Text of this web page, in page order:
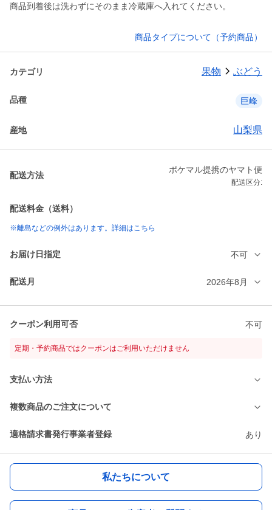
商品到着後は洗わずにそのまま冷蔵庫へ入れてください。
商品タイプについて（予約商品）
カテゴリ 果物 ぶどう
品種 巨峰
産地 山梨県
配送方法
ポケマル提携のヤマト便
配送区分:
配送料金（送料）
※離島などの例外はあります。詳細はこちら
お届け日指定 不可
配送月 2026年8月
クーポン利用可否 不可
定期・予約商品ではクーポンはご利用いただけません
支払い方法
複数商品のご注文について
適格請求書発行事業者登録 あり
私たちについて